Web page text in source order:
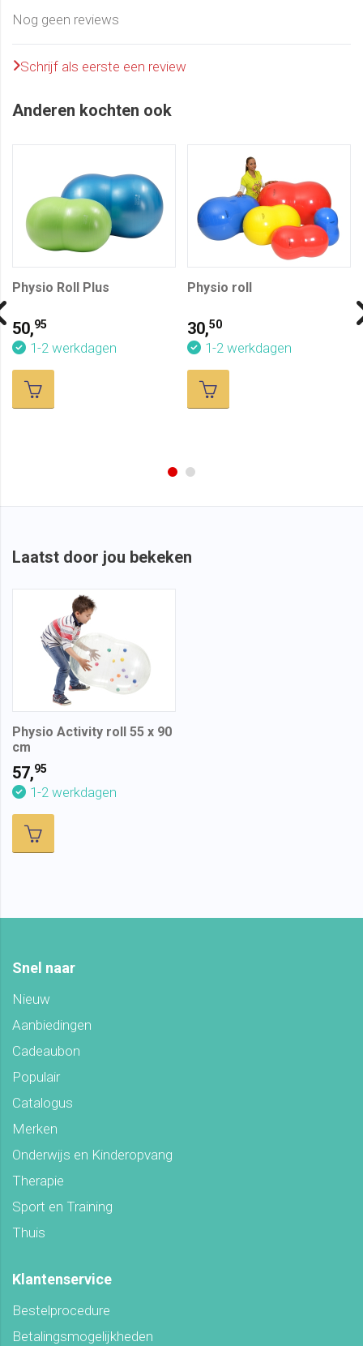
Nog geen reviews
Schrijf als eerste een review
Anderen kochten ook
Physio Roll Plus
50,95
1-2 werkdagen
Physio roll
30,50
1-2 werkdagen
Laatst door jou bekeken
Physio Activity roll 55 x 90
cm
57,95
1-2 werkdagen
Snel naar
Nieuw
Aanbiedingen
Cadeaubon
Populair
Catalogus
Merken
Onderwijs en Kinderopvang
Therapie
Sport en Training
Thuis
Klantenservice
Bestelprocedure
Betalingsmogelijkheden